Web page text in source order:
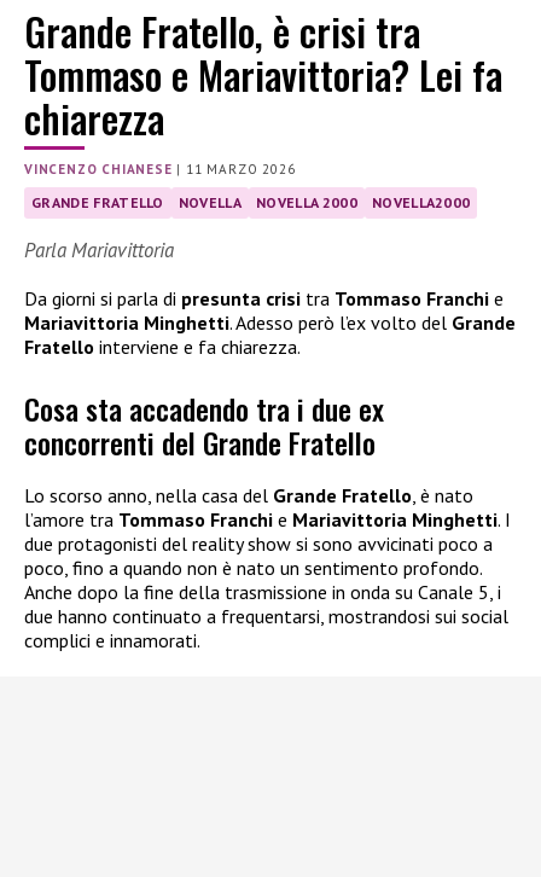
Grande Fratello, è crisi tra
Tommaso e Mariavittoria? Lei fa
chiarezza
VINCENZO CHIANESE | 11 MARZO 2026
GRANDE FRATELLO NOVELLA NOVELLA 2000 NOVELLA2000
Parla Mariavittoria
Da giorni si parla di presunta crisi tra Tommaso Franchi e
Mariavittoria Minghetti. Adesso però l’ex volto del Grande
Fratello interviene e fa chiarezza.
Cosa sta accadendo tra i due ex
concorrenti del Grande Fratello
Lo scorso anno, nella casa del Grande Fratello , è nato
l’amore tra Tommaso Franchi e Mariavittoria Minghetti. I
due protagonisti del reality show si sono avvicinati poco a
poco, fino a quando non è nato un sentimento profondo.
Anche dopo la fine della trasmissione in onda su Canale 5, i
due hanno continuato a frequentarsi, mostrandosi sui social
complici e innamorati.